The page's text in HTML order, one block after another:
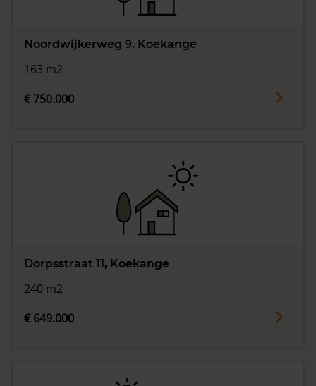
Noordwijkerweg 9, Koekange
163 m2
€ 750.000
Dorpsstraat 11, Koekange
240 m2
€ 649.000